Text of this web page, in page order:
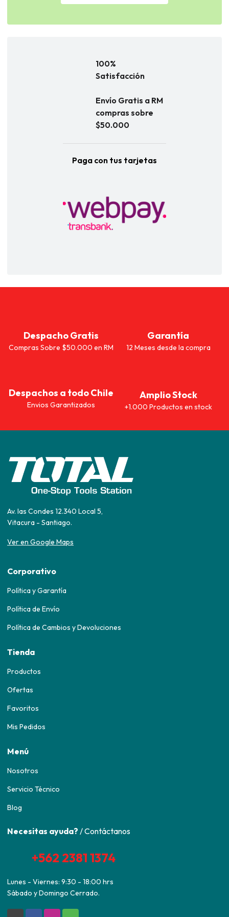
100%
Satisfacción
Envío Gratis a RM
compras sobre
$50.000
Paga con tus tarjetas
Despacho Gratis
Compras Sobre $50.000 en RM
Garantía
12 Meses desde la compra
Despachos a todo Chile
Envios Garantizados
Amplio Stock
+1.000 Productos en stock
Av. las Condes 12.340 Local 5,
Vitacura - Santiago.
Ver en Google Maps
Corporativo
Política y Garantía
Política de Envío
Política de Cambios y Devoluciones
Tienda
Productos
Ofertas
Favoritos
Mis Pedidos
Menú
Nosotros
Servicio Técnico
Blog
Necesitas ayuda? / Contáctanos
+562 2381 1374
Lunes - Viernes: 9:30 - 18:00 hrs
Sábado y Domingo Cerrado.